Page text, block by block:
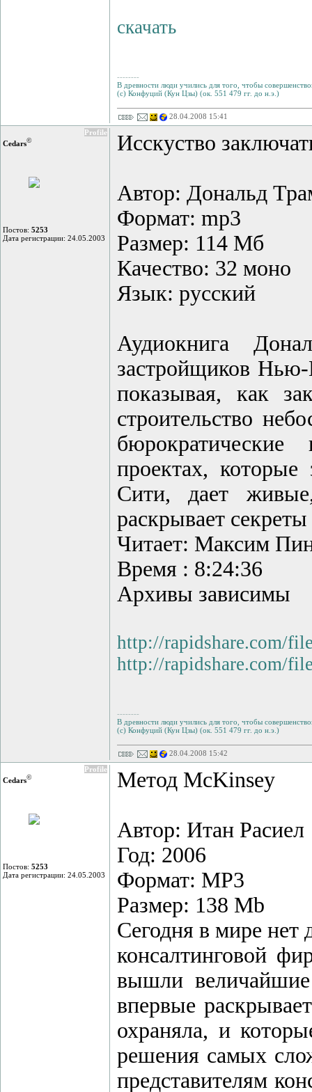
скачать
--------
В древности люди учились для того, чтобы
(с) Конфуций (Кун Цзы) (ок. 551 479 гг. до н.э.)
28.04.2008 15:41
Profile
Cedars©
Постов: 5253
Дата регистрации: 24.05.2003
Исскуство
Автор: Дональд
Формат: mp3
Размер: 114 Мб
Качество: 32 моно
Язык: русский
Аудиокнига
застройщиков
показывая, как
строительство
проектах,
Сити, дает
раскрывает
Читает: Максим
Время : 8:24:36
Архивы зависимы
http://rapidshare.com/
http://rapidshare.com/
--------
В древности люди учились для того, чтобы
(с) Конфуций (Кун Цзы) (ок. 551 479 гг. до н.э.)
28.04.2008 15:42
Profile
Cedars©
Постов: 5253
Дата регистрации: 24.05.2003
Метод McKinsey
Автор: Итан Расиел
Год: 2006
Формат: MP3
Размер: 138 Mb
Сегодня в мире нет
консалтинговой
вышли
впервые
охраняла, и
решения самых
представителям